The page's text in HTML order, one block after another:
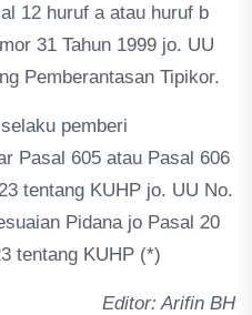
12 huruf a atau huruf b
31 Tahun 1999 jo. UU
Pemberantasan Tipikor.
pemberi
Pasal 605 atau Pasal 606
tentang KUHP jo. UU No.
Pidana jo Pasal 20
tentang KUHP (*)
Editor: Arifin BH